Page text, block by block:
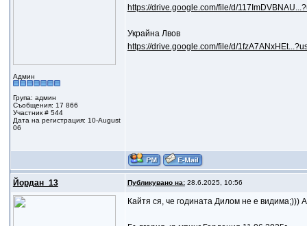
Админ
Група: админ
Съобщения: 17 866
Участник # 544
Дата на регистрация: 10-August
06
https://drive.google.com/file/d/
Украйна Лвов
https://drive.google.com/file/d/
Йордан_13 Публикувано на:28.6.2025, 10:56
Кайтя ся, че годината Дилом не е видима;)))